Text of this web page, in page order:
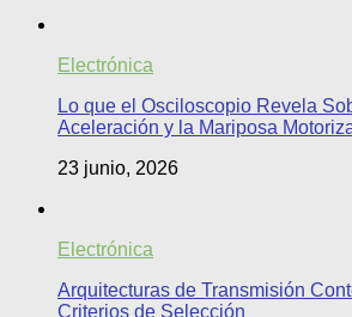
Electrónica
Lo que el Osciloscopio Revela
Aceleración y la Mariposa
23 junio, 2026
Electrónica
Arquitecturas de Transmisión
Criterios de Selección